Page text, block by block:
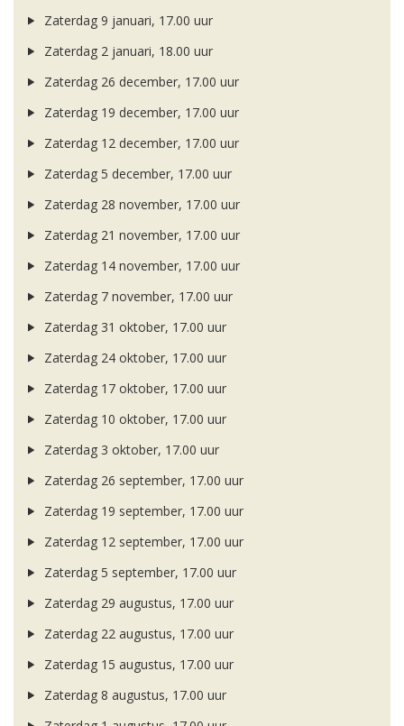
Zaterdag 9 januari, 17.00 uur
Zaterdag 2 januari, 18.00 uur
Zaterdag 26 december, 17.00 uur
Zaterdag 19 december, 17.00 uur
Zaterdag 12 december, 17.00 uur
Zaterdag 5 december, 17.00 uur
Zaterdag 28 november, 17.00 uur
Zaterdag 21 november, 17.00 uur
Zaterdag 14 november, 17.00 uur
Zaterdag 7 november, 17.00 uur
Zaterdag 31 oktober, 17.00 uur
Zaterdag 24 oktober, 17.00 uur
Zaterdag 17 oktober, 17.00 uur
Zaterdag 10 oktober, 17.00 uur
Zaterdag 3 oktober, 17.00 uur
Zaterdag 26 september, 17.00 uur
Zaterdag 19 september, 17.00 uur
Zaterdag 12 september, 17.00 uur
Zaterdag 5 september, 17.00 uur
Zaterdag 29 augustus, 17.00 uur
Zaterdag 22 augustus, 17.00 uur
Zaterdag 15 augustus, 17.00 uur
Zaterdag 8 augustus, 17.00 uur